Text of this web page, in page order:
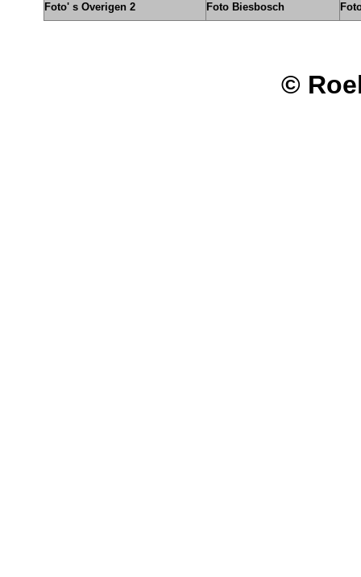
Foto' s Overigen 2 Foto Biesbosch
©